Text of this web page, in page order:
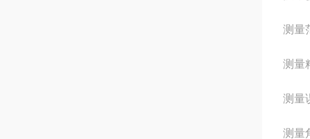
测量
测量
测量
测量